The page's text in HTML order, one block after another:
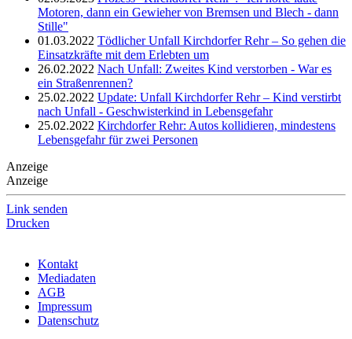
Motoren, dann ein Gewieher von Bremsen und Blech - dann
Stille"
01.03.2022 Tödlicher Unfall Kirchdorfer Rehr – So gehen die
Einsatzkräfte mit dem Erlebten um
26.02.2022 Nach Unfall: Zweites Kind verstorben - War es
ein Straßenrennen?
25.02.2022 Update: Unfall Kirchdorfer Rehr – Kind verstirbt
nach Unfall - Geschwisterkind in Lebensgefahr
25.02.2022 Kirchdorfer Rehr: Autos kollidieren, mindestens
Lebensgefahr für zwei Personen
Anzeige
Anzeige
Link senden
Drucken
Kontakt
Mediadaten
AGB
Impressum
Datenschutz